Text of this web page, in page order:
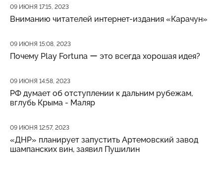
Дата публикации
09 ИЮНЯ 17:15, 2023
Вниманию читателей интернет-издания «Карачун»
Дата публикации
09 ИЮНЯ 15:08, 2023
Почему Play Fortuna ー это всегда хорошая идея?
Дата публикации
09 ИЮНЯ 14:58, 2023
РФ думает об отступлении к дальним рубежам,
вглубь Крыма - Маляр
Дата публикации
09 ИЮНЯ 12:57, 2023
«ДНР» планирует запустить Артемовский завод
шампанских вин, заявил Пушилин